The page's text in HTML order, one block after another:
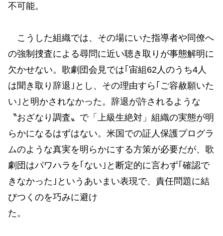
不可能。
こうした組織では、その場にいた指導者や同僚へ
の強制捜査による尋問に近い聴き取りが事態解明に
欠かせない。歌劇団会見では｢宙組62人のうち4人
は聞き取り辞退｣とし、その理由すら｢ご容赦願いた
い｣と明かされなかった。辞退が許されるような
〝おざなり調査〟で「上級生絶対」組織の実態が明
らかになるはずはない。米国での証人保護プログラ
ムのような真実を明らかにする方策が必要だが、歌
劇団はパワハラを｢ない｣と断定的に言わず｢確認で
きなかった｣というあいまい表現で、責任問題に結
びつくのを巧みに避け
た。